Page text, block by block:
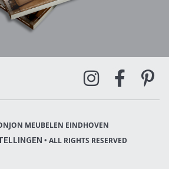
MEUBELEN EINDHOVEN
• ALL RIGHTS RESERVED